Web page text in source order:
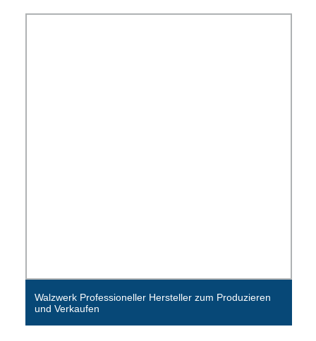
Walzwerk Professioneller Hersteller zum Produzieren
und Verkaufen